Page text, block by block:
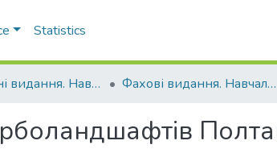
Statistics
Друковані видання. Навчально-науковий інститут агротехнологій, селекції та екології Фахові видання. Навчально-науковий інститут агротехнологій, селекції та екології